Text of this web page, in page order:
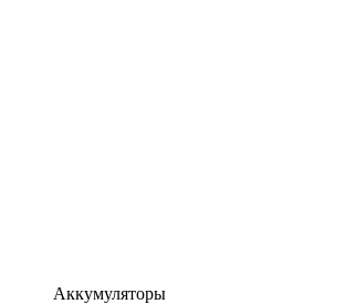
Аккумуляторы